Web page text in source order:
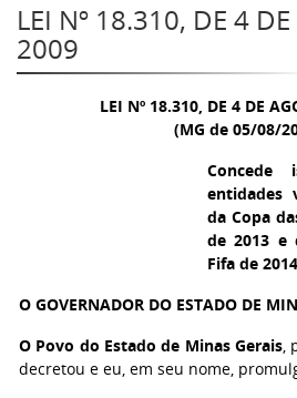
LEI Nº 18.310, DE 4
2009
LEI Nº 18.310, DE 4 DE
(MG de 05/08/
Concede
entidades
da Copa
de 2013 e
Fifa de
O GOVERNADOR DO ESTADO DE
O Povo do Estado de Minas Gerais,
decretou e eu, em seu nome,